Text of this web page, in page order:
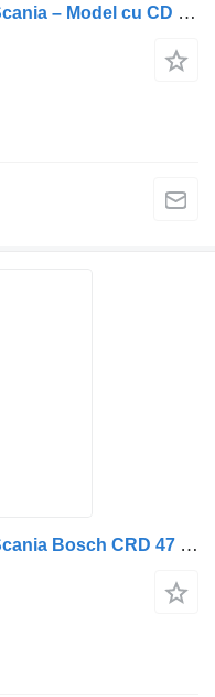
Autoradio Radio pour camion Scania – Model cu CD și RDS
Autoradio Radio pour camion Scania Bosch CRD 47 MP3